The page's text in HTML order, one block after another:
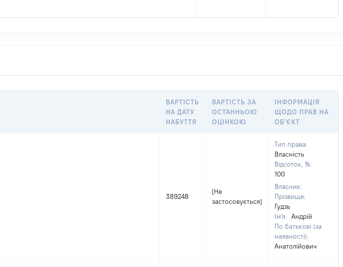
ВАРТІСТЬ
НА ДАТУ
НАБУТТЯ
ВАРТІСТЬ ЗА
ОСТАННЬОЮ
ОЦІНКОЮ
ІНФОРМАЦІЯ
ЩОДО ПРАВ НА
ОБ'ЄКТ
389248
[Не
застосовується]
Тип права:
Власність
Відсоток, %:
100
Власник:
Прізвище:
Гудзь
Ім'я:
Андрій
По батькові (за
наявності):
Анатолійович